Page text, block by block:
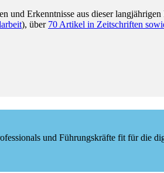
und Erkenntnisse aus dieser
), über 70 Artikel in Zeitschriften
und Führungskräfte fit für die